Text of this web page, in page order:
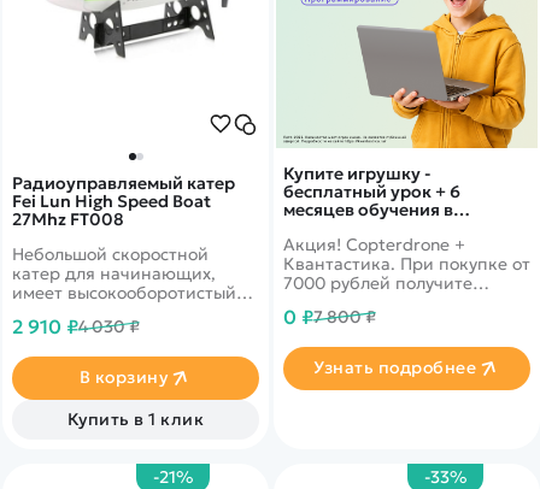
Купите игрушку -
бесплатный урок + 6
месяцев обучения в
Акция! Copterdrone +
Квантастика. При покупке от
7000 рублей получите
нашего партнера
0 ₽7 800 ₽
Узнать подробнее
Радиоуправляемый катер
Fei Lun High Speed Boat
27Mhz FT008
Небольшой скоростной
катер для начинающих,
имеет высокооборотистый
лодку до 15 км/ч
2 910 ₽4 030 ₽
В корзину
Купить в 1 клик
-21% -33%